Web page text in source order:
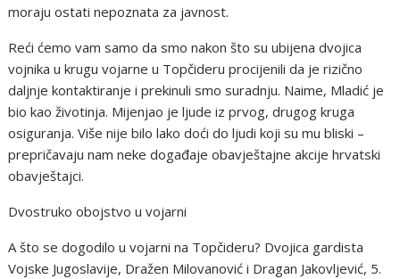
moraju ostati nepoznata za javnost.
Reći ćemo vam samo da smo nakon što su ubijena dvojica
vojnika u krugu vojarne u Topčideru procijenili da je rizično
daljnje kontaktiranje i prekinuli smo suradnju. Naime, Mladić je
bio kao životinja. Mijenjao je ljude iz prvog, drugog kruga
osiguranja. Više nije bilo lako doći do ljudi koji su mu bliski –
prepričavaju nam neke događaje obavještajne akcije hrvatski
obavještajci.
Dvostruko obojstvo u vojarni
A što se dogodilo u vojarni na Topčideru? Dvojica gardista
Vojske Jugoslavije, Dražen Milovanović i Dragan Jakovljević, 5.